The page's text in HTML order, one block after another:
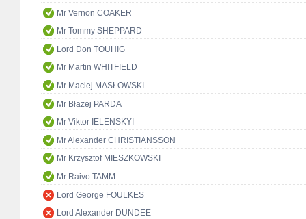
Mr Vernon COAKER
Mr Tommy SHEPPARD
Lord Don TOUHIG
Mr Martin WHITFIELD
Mr Maciej MASŁOWSKI
Mr Błażej PARDA
Mr Viktor IELENSKYI
Mr Alexander CHRISTIANSSON
Mr Krzysztof MIESZKOWSKI
Mr Raivo TAMM
Lord George FOULKES
Lord Alexander DUNDEE